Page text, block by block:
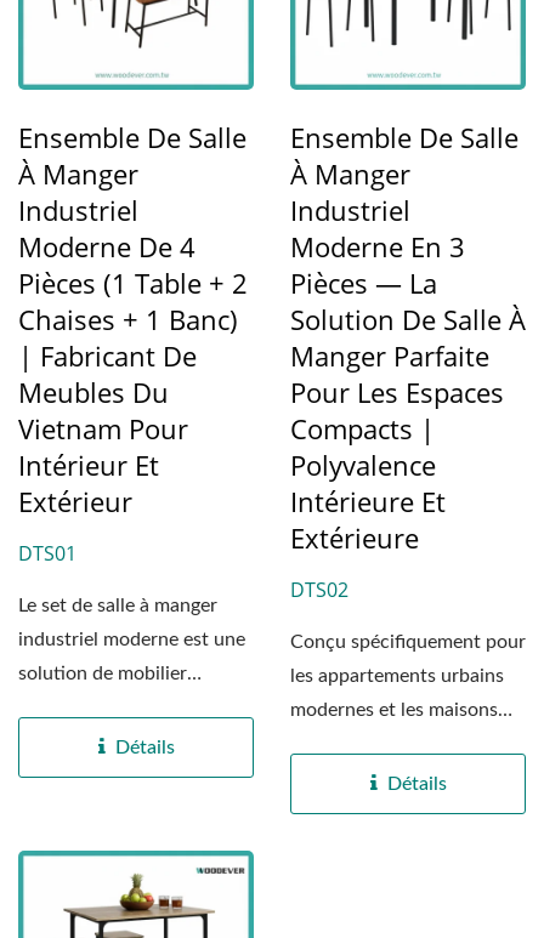
Ensemble De Salle
À Manger
Industriel
Moderne De 4
Pièces (1 Table + 2
Chaises + 1 Banc)
| Fabricant De
Meubles Du
Vietnam Pour
Intérieur Et
Extérieur
DTS01
Le set de salle à manger
industriel moderne est une
solution de mobilier
Détails
Ensemble De Salle
À Manger
Industriel
Moderne En 3
Pièces — La
Solution De Salle À
Manger Parfaite
Pour Les Espaces
Compacts |
Polyvalence
Intérieure Et
Extérieure
DTS02
Conçu spécifiquement pour
les appartements urbains
modernes et les maisons
Détails